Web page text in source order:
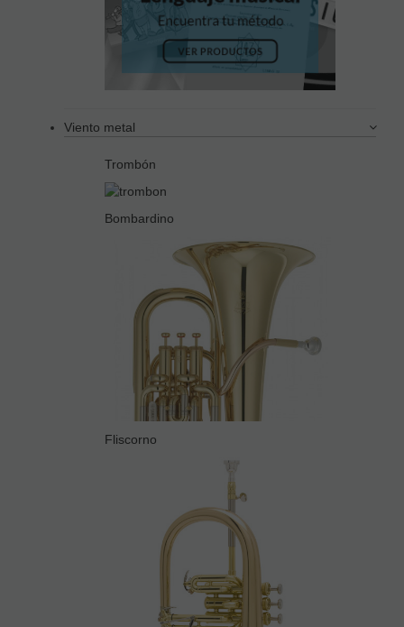
Viento metal
Trombón
Bombardino
Fliscorno